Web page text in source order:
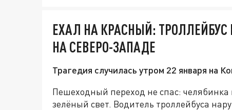
ЕХАЛ НА КРАСНЫЙ:
НА СЕВЕРО-ЗАПАДЕ
Трагедия случилась утром 22 января на
Пешеходный переход не спас: челябинка
зелёный свет. Водитель троллейбуса